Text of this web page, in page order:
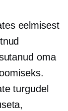
eelmisest
oma
turgudel